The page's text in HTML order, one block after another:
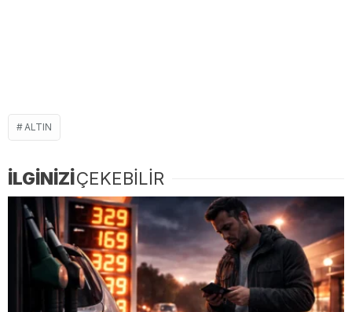
ALTIN
İLGİNİZİÇEKEBİLİR